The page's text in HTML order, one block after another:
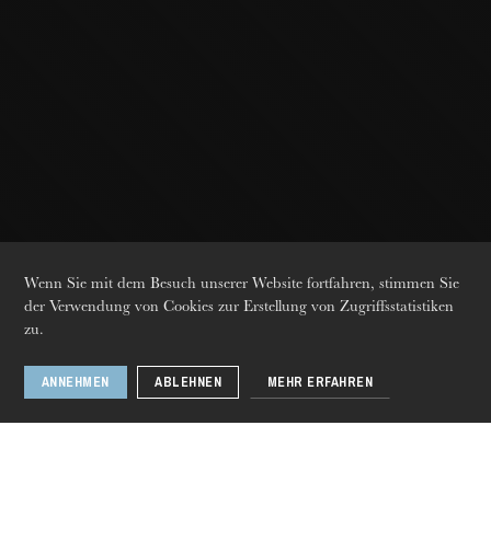
Wenn Sie mit dem Besuch unserer Website fortfahren, stimmen Sie
der Verwendung von Cookies zur Erstellung von Zugriffsstatistiken
zu.
ANNEHMEN ABLEHNEN MEHR ERFAHREN
Donnerstag 20 Aug. 2026